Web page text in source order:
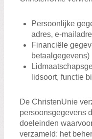
Persoonlijke
adres, e-
Financiële
betaalgegevens)
lidsoort, functie
De ChristenUnie
persoonsgegevens
doeleinden
verzameld: het